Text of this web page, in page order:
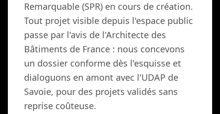
Remarquable (SPR) en cours de création.
Tout projet visible depuis l'espace public
passe par l'avis de l'Architecte des
Bâtiments de France : nous concevons
un dossier conforme dès l'esquisse et
dialoguons en amont avec l'UDAP de
Savoie, pour des projets validés sans
reprise coûteuse.